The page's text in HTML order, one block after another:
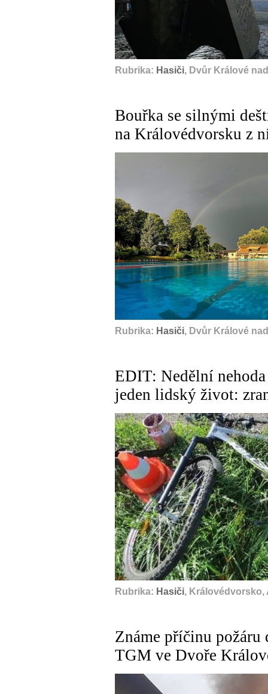
Rubrika: Hasiči, Dvůr Králové
Bouřka se silnými
na Královédvorsku z
Rubrika: Hasiči, Dvůr Králové
EDIT: Nedělní
jeden lidský život:
Rubrika: Hasiči, Královédvorsko,
Známe příčinu požáru
TGM ve Dvoře